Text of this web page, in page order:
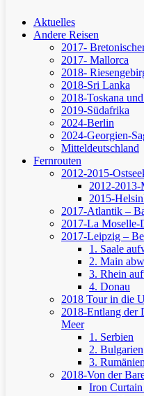
Aktuelles
Andere Reisen
2017-
2017- Mallorca
2018-
2018-Sri Lanka
2018-Toskana
2019-Südafrika
2024-Berlin
2024-Georgien-
Mitteldeutschland
Fernrouten
2012-2015-
2012-2013-
2015-
2017-Atlantik –
2017-La Moselle-
2017-Leipzig –
1. Saale
2. Main
3. Rhein
4. Donau
2018 Tour in die
2018-Entlang der
Meer
1. Serbien
2. Bulgarien
3. Rumänien
2018-Von der
Iron Curtain